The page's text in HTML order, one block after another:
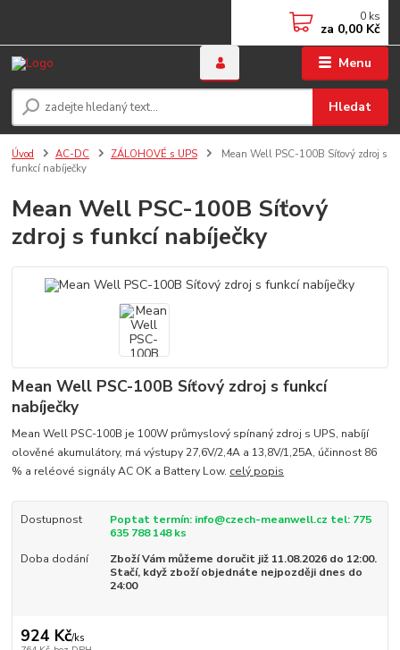
Menu
Hledat
0 ks
za 0,00 Kč
Úvod AC-DC ZÁLOHOVÉ s UPS
Mean Well PSC-100B Síťový zdroj s
funkcí nabíječky
Mean Well PSC-100B Síťový
zdroj s funkcí nabíječky
Mean Well PSC-100B Síťový zdroj s funkcí
nabíječky
Mean Well PSC-100B je 100W průmyslový spínaný zdroj s UPS, nabíjí
olověné akumulátory, má výstupy 27,6V/2,4A a 13,8V/1,25A, účinnost 86
% a reléové signály AC OK a Battery Low. celý popis
Dostupnost
Poptat termín: info@czech-meanwell.cz tel: 775
635 788 148 ks
Doba dodání
Zboží Vám můžeme doručit již 11.08.2026 do 12:00.
Stačí, když zboží objednáte nejpozději dnes do
24:00
924 Kč/ks